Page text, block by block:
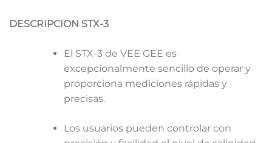
DESCRIPCION STX-3
El STX-3 de VEE GEE es
excepcionalmente sencillo de operar y
proporciona mediciones rápidas y
precisas.
Los usuarios pueden controlar con